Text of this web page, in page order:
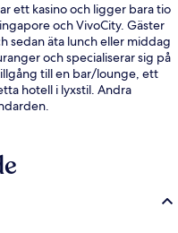
ett kasino och ligger bara tio
och VivoCity. Gäster
sedan äta lunch eller middag
och specialiserar sig på
till en bar/lounge, ett
hotell i lyxstil. Andra